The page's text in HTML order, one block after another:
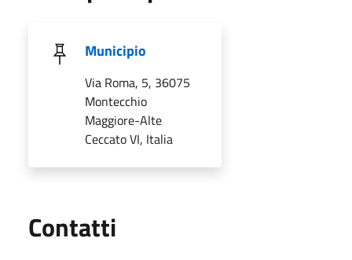
Municipio
Via Roma, 5, 36075
Montecchio
Maggiore-Alte
Ceccato VI, Italia
Contatti